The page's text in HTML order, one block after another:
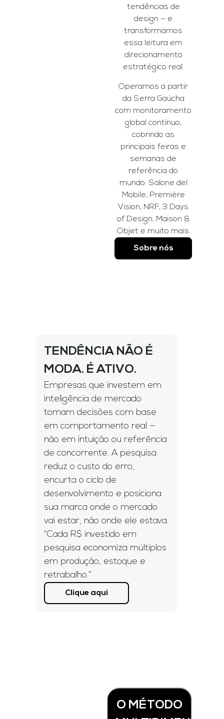
tendências de
design — e
transformamos
essa leitura em
direcionamento
estratégico real.
Operamos a partir
da Serra Gaúcha
com monitoramento
global contínuo,
cobrindo as
principais feiras e
semanas de
referência do
mundo: Salone del
Mobile, Première
Vision, NRF, 3 Days
of Design, Maison &
Objet e muito mais.
Sobre nós
TENDÊNCIA NÃO É
MODA. É ATIVO.
Empresas que investem em
inteligência de mercado
tomam decisões com base
em comportamento real —
não em intuição ou referência
de concorrente. A pesquisa
reduz o custo do erro,
encurta o ciclo de
desenvolvimento e posiciona
sua marca onde o mercado
vai estar, não onde ele estava.
“Cada R$ investido em
pesquisa economiza múltiplos
em produção, estoque e
retrabalho.”
Clique aqui
O MÉTODO